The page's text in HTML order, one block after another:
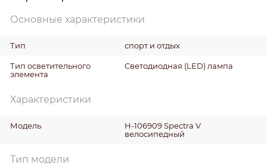
Основные характеристики
Тип спорт и отдых
Тип осветительного
элемента
Светодиодная (LED) лампа
Характеристики
Модель
H-106909 Spectra V
велосипедный
Тип модели